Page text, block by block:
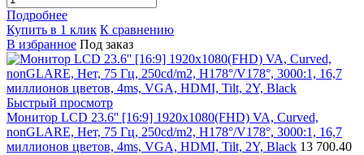
Подробнее
Купить в 1 клик К сравнению
В избранное Под заказ
Быстрый просмотр
Монитор LCD 23.6'' [16:9] 1920х1080(FHD) VA, Curved,
nonGLARE, Нет, 75 Гц, 250cd/m2, H178°/V178°, 3000:1, 16,7
миллионов цветов, 4ms, VGA, HDMI, Tilt, 2Y, Black 13 700.40